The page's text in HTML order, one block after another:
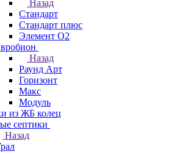
Назад
Стандарт
Стандарт плюс
Элемент О2
Назад
Раунд Арт
Горизонт
Макс
Модуль
из ЖБ колец
септики
Назад